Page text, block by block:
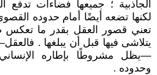
الجاذبية ؛ جميعها فضاءات تدفع
لكنها تضعه أيضًا أمام حدوده
تعني قصور العقل بقدر ما تعكس
يتلاشى فيها قبل أن يبلغها .
—يظل مشروطًا بإطاره
وحدوده .